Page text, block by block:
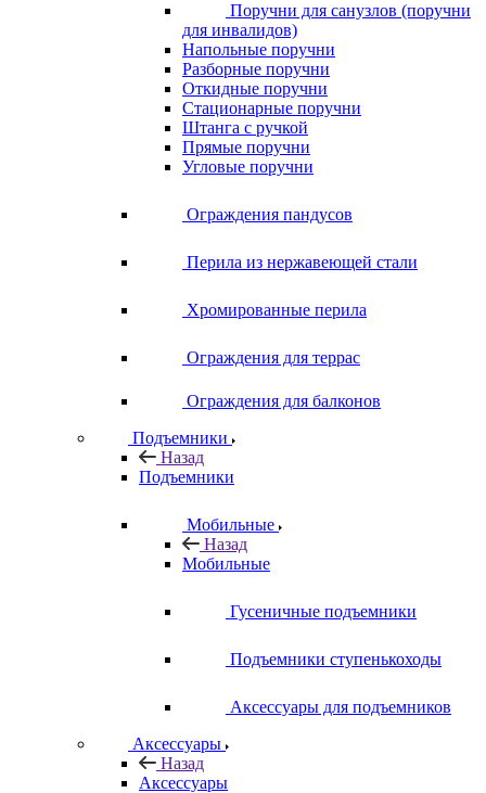
Поручни для санузлов (поручни
для инвалидов)
Напольные поручни
Разборные поручни
Откидные поручни
Стационарные поручни
Штанга с ручкой
Прямые поручни
Угловые поручни
Ограждения пандусов
Перила из нержавеющей стали
Хромированные перила
Ограждения для террас
Ограждения для балконов
Подъемники
Назад
Подъемники
Мобильные
Назад
Мобильные
Гусеничные подъемники
Подъемники ступенькоходы
Аксессуары для подъемников
Аксессуары
Назад
Аксессуары